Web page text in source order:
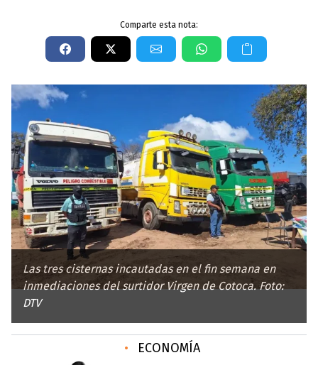
Comparte esta nota:
Las tres cisternas incautadas en el fin semana en
inmediaciones del surtidor Virgen de Cotoca. Foto:
DTV
• ECONOMÍA